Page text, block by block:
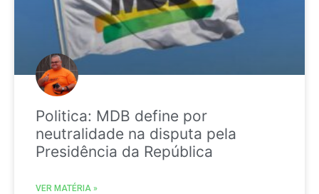
Politica: MDB define por
neutralidade na disputa pela
Presidência da República
VER MATÉRIA »